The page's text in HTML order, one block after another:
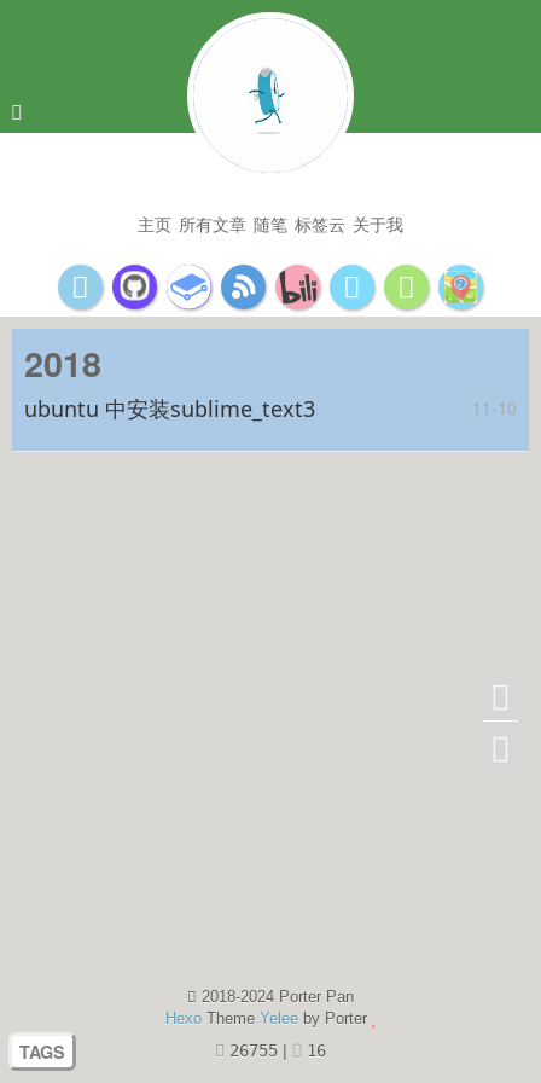
主页 所有文章 随笔 标签云 关于我
2018
11-10
ubuntu 中安装sublime_text3
2018-2024 Porter Pan
HexoTheme Yeleeby Porter
26755 | 16
TAGS